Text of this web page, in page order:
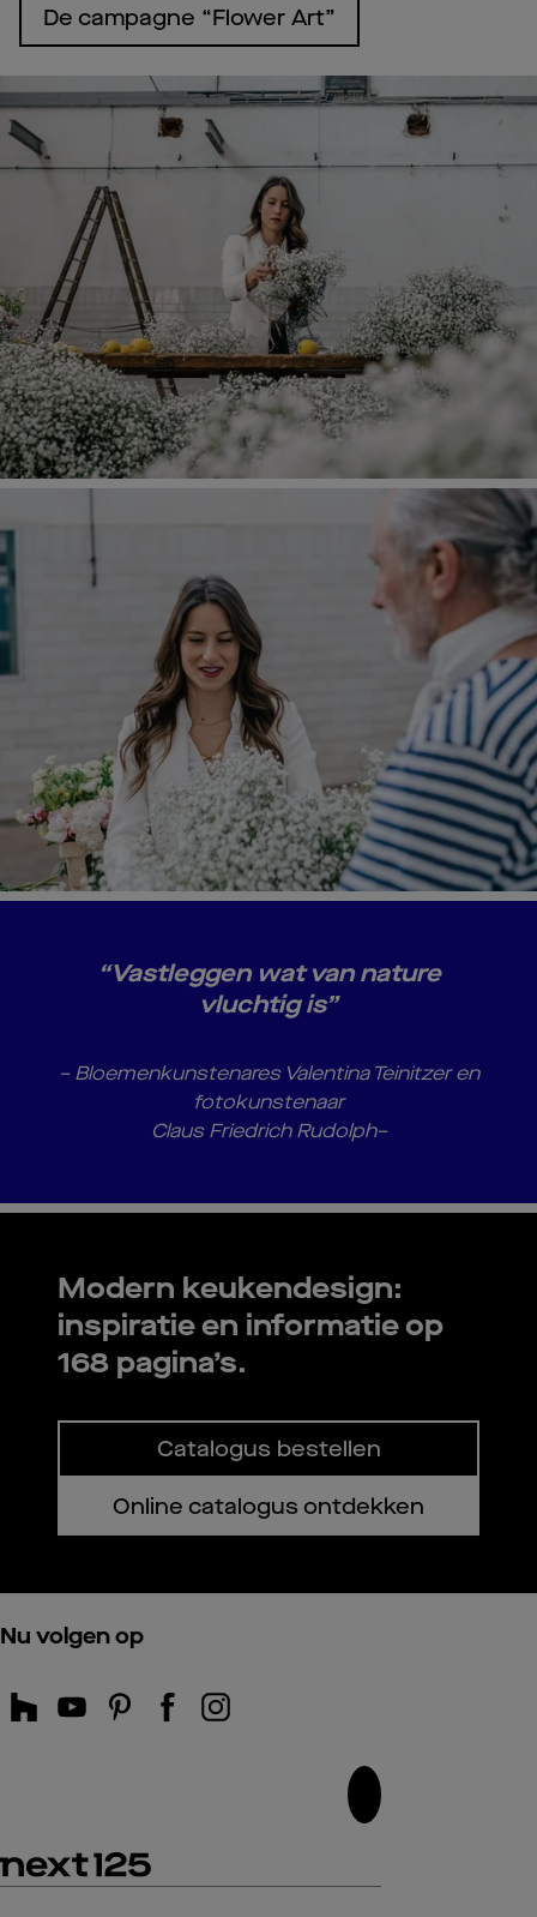
De campagne “Flower Art”
“Vastleggen wat van nature
vluchtig is”
– Bloemenkunstenares Valentina Teinitzer en
fotokunstenaar
Claus Friedrich Rudolph–
Modern keukendesign:
inspiratie en informatie op
168 pagina’s.
Catalogus bestellen
Online catalogus ontdekken
Nu volgen op